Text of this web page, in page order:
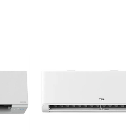
đa, ngăn ngừa sự phát triển của
hao năng lượng.
mặt nạ độc đáo có một góc
lạnh phả ra từ miệng gió được
mái dễ chịu cho người dùng vì